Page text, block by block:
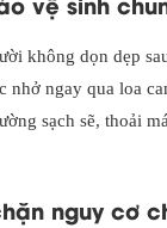
không dọn dẹp
nhở ngay qua loa
sạch sẽ, thoải
nguy cơ